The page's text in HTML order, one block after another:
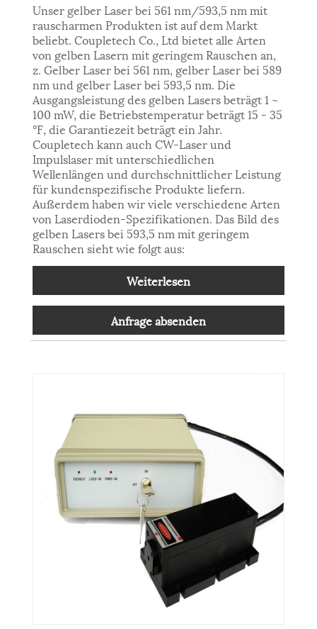
Unser gelber Laser bei 561 nm/593,5 nm mit
rauscharmen Produkten ist auf dem Markt
beliebt. Coupletech Co., Ltd bietet alle Arten
von gelben Lasern mit geringem Rauschen an,
z. Gelber Laser bei 561 nm, gelber Laser bei 589
nm und gelber Laser bei 593,5 nm. Die
Ausgangsleistung des gelben Lasers beträgt 1 ~
100 mW, die Betriebstemperatur beträgt 15 - 35
°F, die Garantiezeit beträgt ein Jahr.
Coupletech kann auch CW-Laser und
Impulslaser mit unterschiedlichen
Wellenlängen und durchschnittlicher Leistung
für kundenspezifische Produkte liefern.
Außerdem haben wir viele verschiedene Arten
von Laserdioden-Spezifikationen. Das Bild des
gelben Lasers bei 593,5 nm mit geringem
Rauschen sieht wie folgt aus:
Weiterlesen
Anfrage absenden